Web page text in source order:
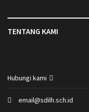
TENTANG KAMI
Hubungi kami
email@sdilh.sch.id